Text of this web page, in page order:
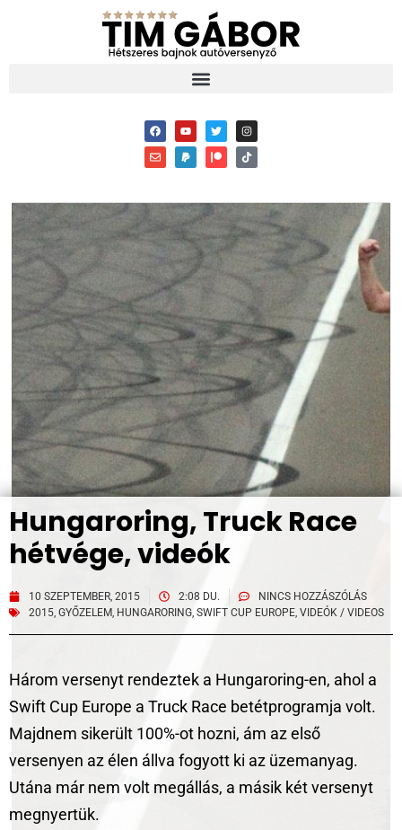
Hungaroring, Truck Race
hétvége, videók
10 SZEPTEMBER, 2015 2:08 DU.
NINCS HOZZÁSZÓLÁS
2015, GYŐZELEM, HUNGARORING, SWIFT CUP EUROPE, VIDEÓK / VIDEOS
Három versenyt rendeztek a Hungaroring-en, ahol a
Swift Cup Europe a Truck Race betétprogramja volt.
Majdnem sikerült 100%-ot hozni, ám az első
versenyen az élen állva fogyott ki az üzemanyag.
Utána már nem volt megállás, a másik két versenyt
megnyertük.